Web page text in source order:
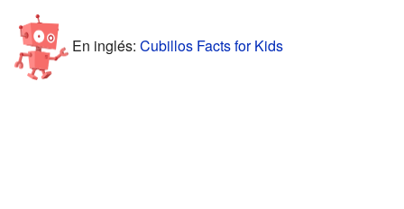
En inglés: Cubillos Facts for Kids